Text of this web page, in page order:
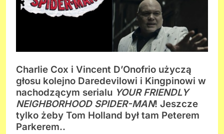
Charlie Cox i Vincent D’Onofrio użyczą
głosu kolejno Daredevilowi i Kingpinowi w
nachodzącym serialu YOUR FRIENDLY
NEIGHBORHOOD SPIDER-MAN! Jeszcze
tylko żeby Tom Holland był tam Peterem
Parkerem..